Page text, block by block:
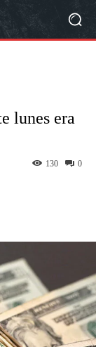
lunes era
0
130